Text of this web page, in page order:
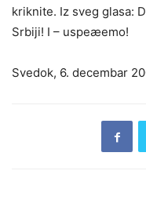
kriknite. Iz sveg glasa:
Srbiji! I – uspeæemo!
Svedok, 6. decembar